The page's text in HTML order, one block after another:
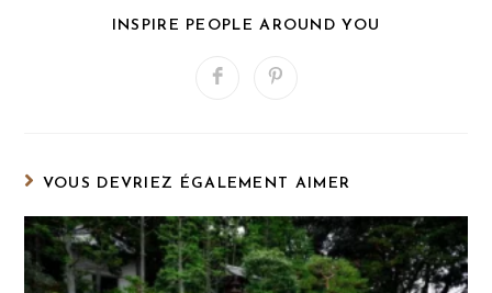
INSPIRE PEOPLE AROUND YOU
Ouvrir
Ouvrir
VOUS DEVRIEZ ÉGALEMENT AIMER